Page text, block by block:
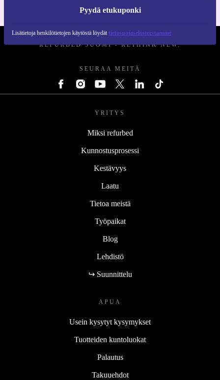
Lisätietoja henkilötietojen käytöstä löydät tietosuojaselosteestamme
REFURBED SUOMI - RETHINK NEW.
SEURAA MEITÄ
YRITYS
Miksi refurbed
Kunnostusprosessi
Kestävyys
Laatu
Tietoa meistä
Työpaikat
Blog
Lehdistö
↪ Suunnittelu
APUA
Usein kysytyt kysymykset
Tuotteiden kuntoluokat
Palautus
Takuuehdot